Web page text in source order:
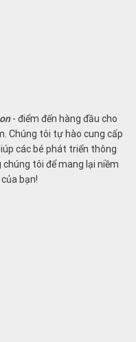
- điểm đến hàng đầu cho
Chúng tôi tự hào cung cấp
các bé phát triển thông
chúng tôi để mang lại niềm
bạn!